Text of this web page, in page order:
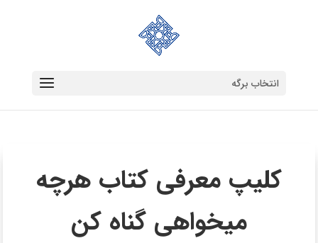
انتخاب برگه
کلیپ معرفی کتاب هرچه
میخواهی گناه کن